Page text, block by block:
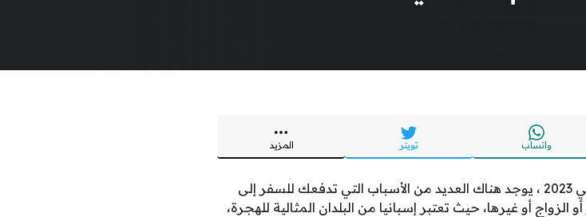
واتساب تويتر المزيد
وكيفية التقديم المجاني 2023 ، يوجد هناك العديد من الأسباب التي تدفعك للسفر إلى
أو غيرها، حيث تعتبر إسبانيا من البلدان المثالية للهجرة،